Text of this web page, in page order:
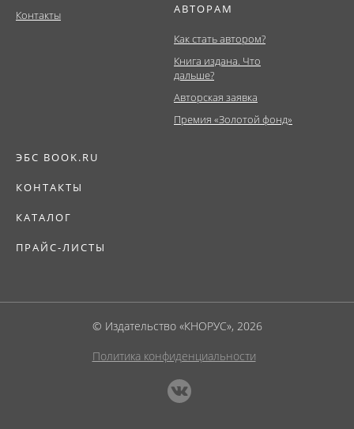
Контакты
АВТОРАМ
Как стать автором?
Книга издана. Что
дальше?
Авторская заявка
Премия «Золотой фонд»
ЭБС BOOK.RU
КОНТАКТЫ
КАТАЛОГ
ПРАЙС-ЛИСТЫ
© Издательство «КНОРУС», 2026
Политика конфиденциальности